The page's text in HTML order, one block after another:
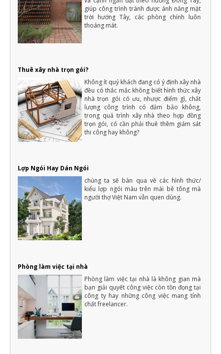
16 cách tiết kiệm tiền để xây nhà hiệu quả và thông minh nhất
Một ngôi nhà là mơ ước của rất nhiều người, với mỗi người dân
Việt Nam thì việc xây dựng nhà ở là vấn đề quan trọng của cả
một đời người.
giúp công trình tránh được ánh nắng mặt
trời hướng Tây, các phòng chính luôn
thoáng mát.
Thuê xây nhà trọn gói?
Không ít quý khách đang có ý định xây nhà
đều có thắc mắc không biết hình thức xây
nhà trọn gói có ưu, nhược điểm gì, chất
lượng công trình có đảm bảo không,
trong quá trình xây nhà theo hợp đồng
trọn gói, có cần phải thuê thêm giám sát
thi công hay không?
Lợp Ngói Hay Dán Ngói
chúng ta sẽ bàn qua về các hình thức/
kiểu lợp ngói màu trên mái bê tông mà
người thợ Việt Nam vẫn quen dùng.
Phòng làm việc tại nhà
Phòng làm việc tại nhà là không gian mà
bạn giải quyết công việc còn tồn đọng tại
công ty hay những công việc mang tính
chất freelancer.